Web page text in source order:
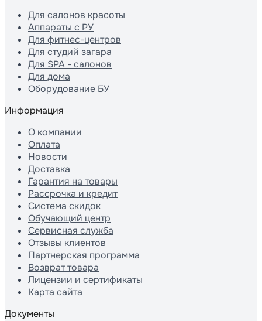
Для салонов красоты
Аппараты с РУ
Для фитнес-центров
Для студий загара
Для SPA - салонов
Для дома
Оборудование БУ
Информация
О компании
Оплата
Новости
Доставка
Гарантия на товары
Рассрочка и кредит
Система скидок
Обучающий центр
Сервисная служба
Отзывы клиентов
Партнерская программа
Возврат товара
Лицензии и сертификаты
Карта сайта
Документы